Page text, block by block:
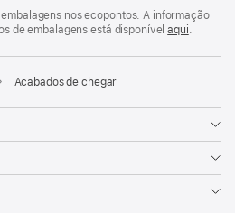
nos ecopontos. A informação
de embalagens está disponívelaqui.
Acabados de chegar